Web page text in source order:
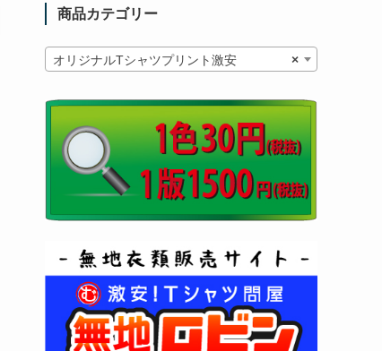
商品カテゴリー
×
オリジナルTシャツプリント激安